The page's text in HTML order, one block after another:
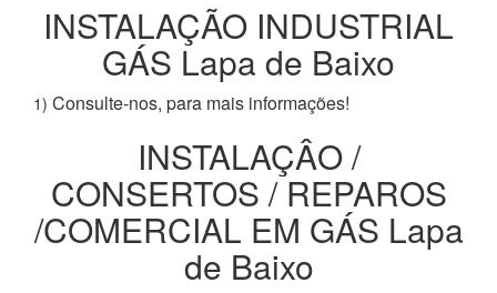
INSTALAÇÃO INDUSTRIAL
GÁS Lapa de Baixo
1) Consulte-nos, para mais informações!
INSTALAÇÂO /
CONSERTOS / REPAROS
/COMERCIAL EM GÁS Lapa
de Baixo